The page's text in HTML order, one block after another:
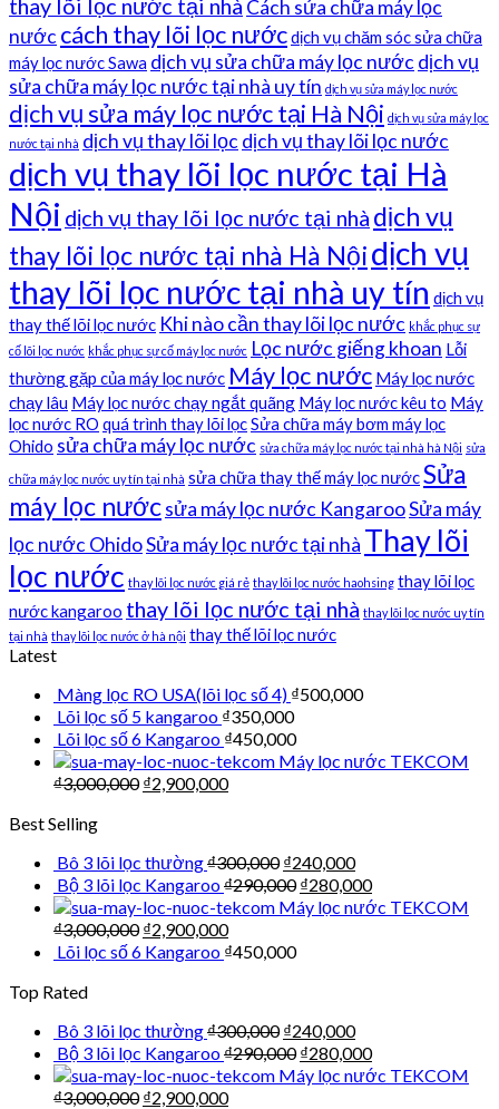
Cách sửa chữa máy lọc
nước cách thay lõi lọc nướcdịch vụ chăm sóc sửa chữa
máy lọc nước Sawa dịch vụ sửa chữa máy lọc nước dịch vụ
sửa chữa máy lọc nước tại nhà uy tín dịch vụ sửa máy lọc nước
dịch vụ sửa máy lọc nước tại Hà Nội dịch vụ sửa máy lọc
nước tại nhà dịch vụ thay lõi lọc dịch vụ thay lõi lọc nước
dịch vụ thay lõi lọc nước tại Hà
Nội dịch vụ thay lõi lọc nước tại nhà dịch vụ
thay lõi lọc nước tại nhà Hà Nộidịch vụ
thay lõi lọc nước tại nhà uy tín dịch vụ
thay thế lõi lọc nước Khi nào cần thay lõi lọc nước khắc phục sự
cố lõi lọc nước khắc phục sự cố máy lọc nước Lọc nước giếng khoan Lỗi
thường gặp của máy lọc nước Máy lọc nước Máy lọc nước
chạy lâu Máy lọc nước chạy ngắt quãng Máy lọc nước kêu to Máy
lọc nước RO quá trình thay lõi lọcSửa chữa máy bơm máy lọc
Ohido sửa chữa máy lọc nước sửa chữa máy lọc nước tại nhà hà Nội sửa
chữa máy lọc nước uy tín tại nhà sửa chữa thay thế máy lọc nướcSửa
máy lọc nướcsửa máy lọc nước KangarooSửa máy
lọc nước OhidoSửa máy lọc nước tại nhà Thay lõi
lọc nước thay lõi lọc nước giá rẻ thay lõi lọc nước haohsing thay lõi lọc
nước kangaroo thay lõi lọc nước tại nhà thay lõi lọc nước uy tín
tại nhà thay lõi lọc nước ở hà nội thay thế lõi lọc nước
Latest
Màng lọc RO USA(lõi lọc số 4) ₫500,000
Lõi lọc số 5 kangaroo ₫350,000
Lõi lọc số 6 Kangaroo ₫450,000
Máy lọc nước TEKCOM
₫3,000,000 ₫2,900,000
Best Selling
Bô 3 lõi lọc thường₫300,000 ₫240,000
Bộ 3 lõi lọc Kangaroo₫290,000 ₫280,000
Máy lọc nước TEKCOM
₫3,000,000 ₫2,900,000
Lõi lọc số 6 Kangaroo ₫450,000
Top Rated
Bô 3 lõi lọc thường₫300,000 ₫240,000
Bộ 3 lõi lọc Kangaroo₫290,000 ₫280,000
Máy lọc nước TEKCOM
₫3,000,000 ₫2,900,000